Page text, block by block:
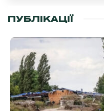
ПУБЛІКАЦІЇ